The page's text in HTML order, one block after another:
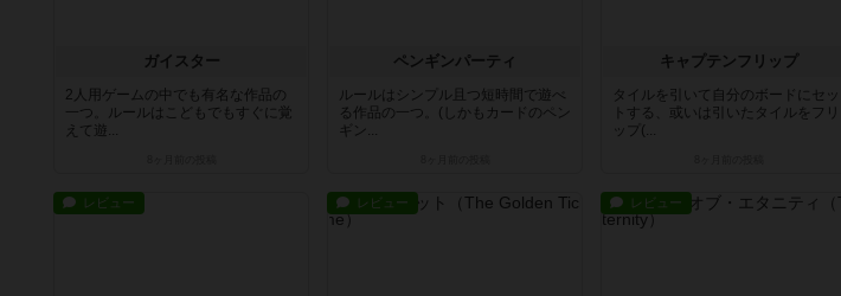
ガイスター
2人用ゲームの中でも有名な作品の
一つ。ルールはこどもでもすぐに覚
えて遊...
ペンギンパーティ
ルールはシンプル且つ短時間で遊べ
る作品の一つ。(しかもカードのペン
ギン...
キャプテンフリップ
タイルを引いて自分のボードにセッ
トする、或いは引いたタイルをフリ
ップ(...
レビュー レビュー レビュー